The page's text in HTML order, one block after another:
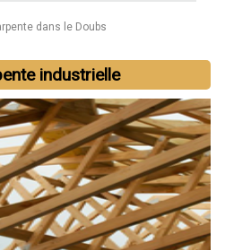
dans le Doubs
industrielle